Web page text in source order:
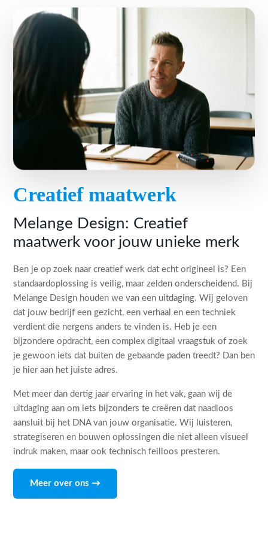
Creatief maatwerk
Melange Design: Creatief
maatwerk voor jouw unieke merk
Ben je op zoek naar creatief werk dat echt origineel is? Een
standaardoplossing is veilig, maar zelden onderscheidend. Bij
Melange Design houden we van een uitdaging. Wij geloven
dat jouw bedrijf een gezicht, een verhaal en een techniek
verdient die nergens anders te vinden is. Heb je een
bijzondere opdracht, een complex digitaal vraagstuk of zoek
je gewoon iets dat buiten de gebaande paden treedt? Dan ben
je hier aan het juiste adres.
Met meer dan dertig jaar ervaring in het vak, gaan wij de
uitdaging aan om iets bijzonders te creëren dat naadloos
aansluit bij het DNA van jouw organisatie. Wij luisteren,
strategiseren en bouwen oplossingen die niet alleen visueel
indruk maken, maar ook technisch feilloos presteren.
Meer over ons →